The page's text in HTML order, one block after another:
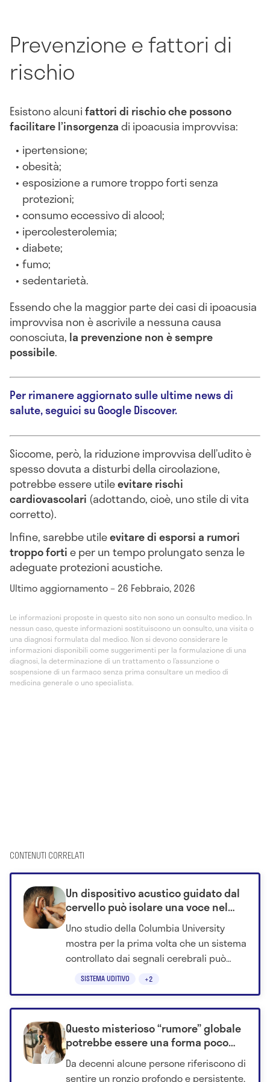
Prevenzione e fattori di
rischio
Esistono alcunifattori di rischio che possono
facilitare l’insorgenzadi ipoacusia improvvisa:
ipertensione;
obesità;
esposizione a rumore troppo forti senza
protezioni;
consumo eccessivo di alcool;
ipercolesterolemia;
diabete;
fumo;
sedentarietà.
Essendo che la maggior parte dei casi di ipoacusia
improvvisa non è ascrivile a nessuna causa
conosciuta, la prevenzione non è sempre
possibile.
Per rimanere aggiornato sulle ultime news di
salute, seguici su Google Discover.
Siccome, però, la riduzione improvvisa dell’udito è
spesso dovuta a disturbi della circolazione,
potrebbe essere utileevitare rischi
cardiovascolari (adottando, cioè, uno stile di vita
corretto).
Infine, sarebbe utileevitare di esporsi a rumori
troppo fortie per un tempo prolungato senza le
adeguate protezioni acustiche.
Ultimo aggiornamento – 26 Febbraio, 2026
Le informazioni proposte in questo sito non sono un consulto medico. In
nessun caso, queste informazioni sostituiscono un consulto, una visita o
una diagnosi formulata dal medico. Non si devono considerare le
informazioni disponibili come suggerimenti per la formulazione di una
diagnosi, la determinazione di un trattamento o l’assunzione o
sospensione di un farmaco senza prima consultare un medico di
medicina generale o uno specialista.
CONTENUTI CORRELATI
SISTEMA UDITIVO +2
Un dispositivo acustico guidato dal
cervello può isolare una voce nel
rumore
Uno studio della Columbia University
mostra per la prima volta che un sistema
controllato dai segnali cerebrali può
riconoscere la voce su cui una persona
Questo misterioso “rumore” globale
potrebbe essere una forma poco
riconosciuta di acufene
Da decenni alcune persone riferiscono di
sentire un ronzio profondo e persistente,